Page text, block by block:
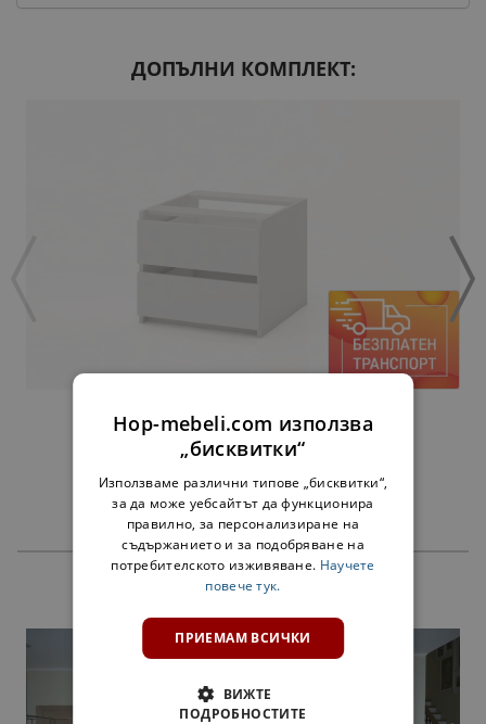
ДОПЪЛНИ КОМПЛЕКТ:
ЧЕКМЕДЖЕТА АЛФА БЯЛО - ЗА 45 СМ
38,00 € 74,32 лв.
ПРОДУКТИ
Hop-mebeli.com използва
„бисквитки“
Използваме различни типове „бисквитки“,
за да може уебсайтът да функционира
правилно, за персонализиране на
съдържанието и за подобряване на
потребителското изживяване. Научете
повече тук.
ПРИЕМАМ ВСИЧКИ
ВИЖТЕ
ПОДРОБНОСТИТЕ